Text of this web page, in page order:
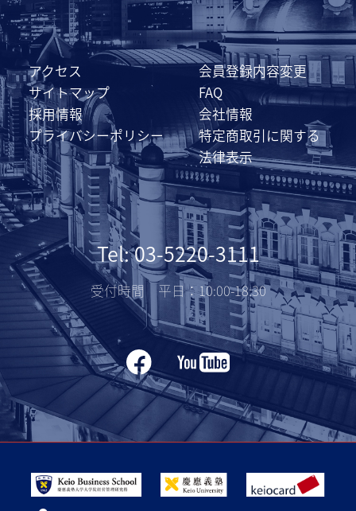
アクセス
会員登録内容変更
サイトマップ
FAQ
採用情報
会社情報
プライバシーポリシー
特定商取引に関する
法律表示
Tel: 03-5220-3111
受付時間 平日：10:00-18:30